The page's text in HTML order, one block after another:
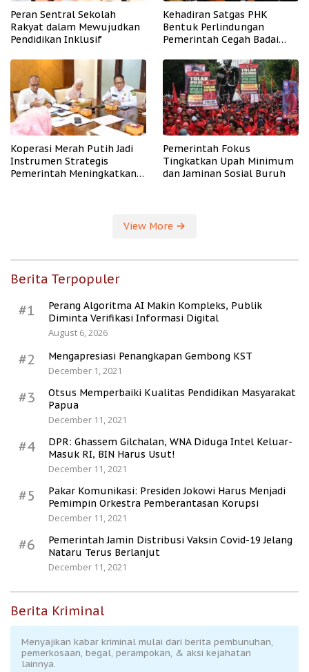
Peran Sentral Sekolah
Rakyat dalam Mewujudkan
Pendidikan Inklusif
Kehadiran Satgas PHK
Bentuk Perlindungan
Pemerintah Cegah Badai
Koperasi Merah Putih Jadi
Instrumen Strategis
Pemerintah Meningkatkan
Pemerintah Fokus
Tingkatkan Upah Minimum
dan Jaminan Sosial Buruh
View More
Berita Terpopuler
#1
Perang Algoritma AI Makin Kompleks, Publik
Diminta Verifikasi Informasi Digital
August 6, 2026
#2
Mengapresiasi Penangkapan Gembong KST
December 1, 2021
#3
Otsus Memperbaiki Kualitas Pendidikan Masyarakat
Papua
December 11, 2021
#4
DPR: Ghassem Gilchalan, WNA Diduga Intel Keluar-
Masuk RI, BIN Harus Usut!
December 11, 2021
#5
Pakar Komunikasi: Presiden Jokowi Harus Menjadi
Pemimpin Orkestra Pemberantasan Korupsi
December 11, 2021
#6
Pemerintah Jamin Distribusi Vaksin Covid-19 Jelang
Nataru Terus Berlanjut
December 11, 2021
Berita Kriminal
Menyajikan kabar kriminal mulai dari berita pembunuhan,
pemerkosaan, begal, perampokan, & aksi kejahatan
lainnya.